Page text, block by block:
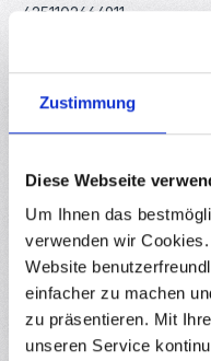
Zustimmung
Diese Webseite
Um Ihnen das
verwenden wir
Website
einfacher zu machen
zu präsentieren. Mit
unseren Service
4251102664911
Gewicht:
0.013 kg
Beschreibung
ST-Link V2 mit
schaltungsinterner
und STM32 Microcon…
Downloads
Bewertungen